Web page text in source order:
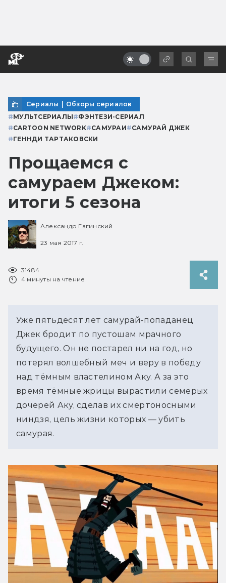
Сериалы | Обзоры сериалов
#МУЛЬТСЕРИАЛЫ#ФЭНТЕЗИ-СЕРИАЛ
#CARTOON NETWORK#САМУРАИ#САМУРАЙ ДЖЕК
#ГЕННДИ ТАРТАКОВСКИ
Прощаемся с
самураем Джеком:
итоги 5 сезона
Александр Гагинский
23 мая 2017 г.
31484
4 минуты на чтение
Уже пятьдесят лет самурай-попаданец
Джек бродит по пустошам мрачного
будущего. Он не постарел ни на год, но
потерял волшебный меч и веру в победу
над тёмным властелином Аку. А за это
время тёмные жрицы вырастили семерых
дочерей Аку, сделав их смертоносными
ниндзя, цель жизни которых — убить
самурая.